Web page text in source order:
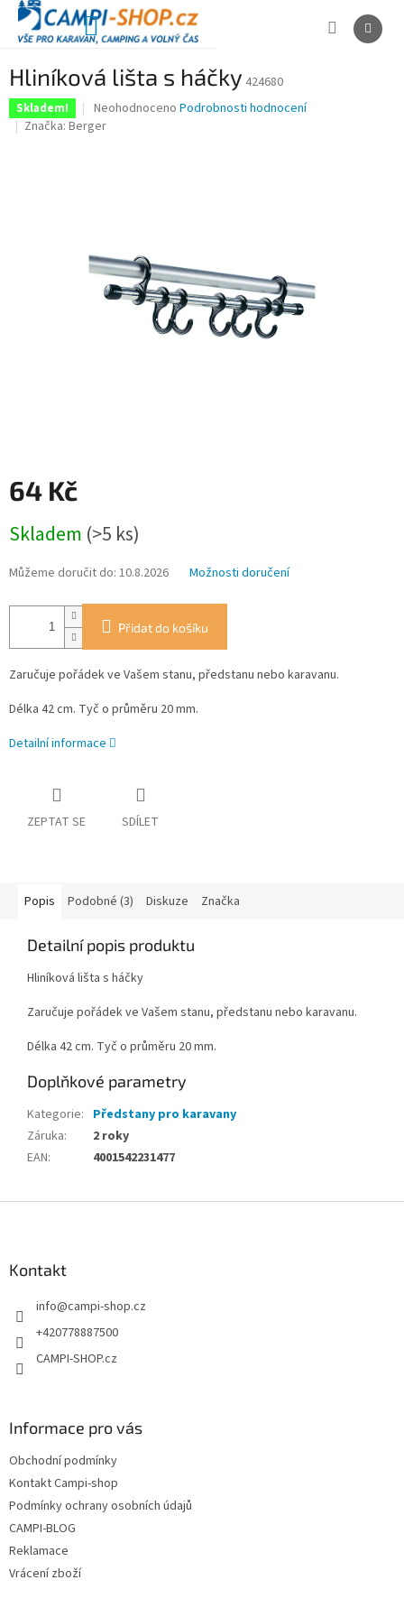
Přejít
obsah
NÁKUPNÍ
Hliníková lišta s háčky 424680
Skladem!
Průměrné
hodnocení
Neohodnoceno Podrobnosti hodnocení
Značka: Berger
64 Kč
cena:
Skladem (>5 ks)
Můžeme doručit do: 10.8.2026 Možnosti doručení
Přidat do košíku
Zaručuje pořádek ve Vašem stanu, předstanu nebo karavanu.
Délka 42 cm. Tyč o průměru 20 mm.
Detailní informace
ZEPTAT SE SDÍLET
Popis Podobné (3) Diskuze Značka
Detailní popis produktu
Hliníková lišta s háčky
Zaručuje pořádek ve Vašem stanu, předstanu nebo karavanu.
Délka 42 cm. Tyč o průměru 20 mm.
Doplňkové parametry
Kategorie: Předstany pro karavany
Záruka:
2 roky
EAN: 4001542231477
Kontakt
info@campi-shop.cz
+420778887500
CAMPI-SHOP.cz
Informace pro vás
Obchodní podmínky
Kontakt Campi-shop
Podmínky ochrany osobních údajů
CAMPI-BLOG
Reklamace
Vrácení zboží